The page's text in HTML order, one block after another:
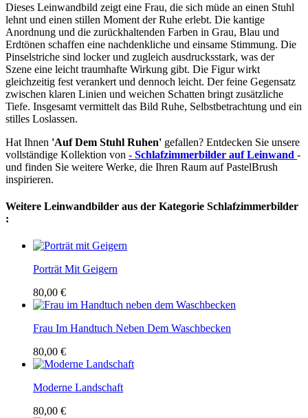
Dieses Leinwandbild zeigt eine Frau, die sich müde an einen Stuhl
lehnt und einen stillen Moment der Ruhe erlebt. Die kantige
Anordnung und die zurückhaltenden Farben in Grau, Blau und
Erdtönen schaffen eine nachdenkliche und einsame Stimmung. Die
Pinselstriche sind locker und zugleich ausdrucksstark, was der
Szene eine leicht traumhafte Wirkung gibt. Die Figur wirkt
gleichzeitig fest verankert und dennoch leicht. Der feine Gegensatz
zwischen klaren Linien und weichen Schatten bringt zusätzliche
Tiefe. Insgesamt vermittelt das Bild Ruhe, Selbstbetrachtung und ein
stilles Loslassen.
Hat Ihnen 'Auf Dem Stuhl Ruhen' gefallen? Entdecken Sie unsere
vollständige Kollektion von - Schlafzimmerbilder auf Leinwand -
und finden Sie weitere Werke, die Ihren Raum auf PastelBrush
inspirieren.
Weitere Leinwandbilder aus der Kategorie Schlafzimmerbilder
:
Porträt Mit Geigern
80,00 €
Frau Im Handtuch Neben Dem Waschbecken
80,00 €
Moderne Landschaft
80,00 €